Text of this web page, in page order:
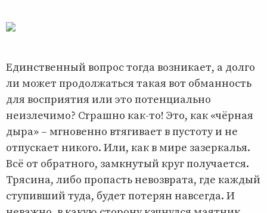
Единственный вопрос тогда возникает, а долго
ли может продолжаться такая вот обманность
для восприятия или это потенциально
неизлечимо? Страшно как-то! Это, как «чёрная
дыра» – мгновенно втягивает в пустоту и не
отпускает никого. Или, как в мире зазеркалья.
Всё от обратного, замкнутый круг получается.
Трясина, либо пропасть невозврата, где каждый
ступивший туда, будет потерян навсегда. И